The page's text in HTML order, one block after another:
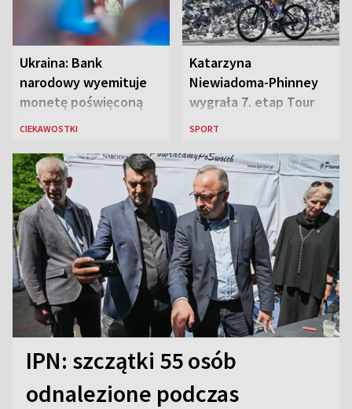
Ukraina: Bank
narodowy wyemituje
monetę poświęconą
św. Janowi Pawłowi II
CIEKAWOSTKI
Katarzyna
Niewiadoma-Phinney
wygrała 7. etap Tour
de France i została
SPORT
IPN: szczątki 55 osób
odnalezione podczas